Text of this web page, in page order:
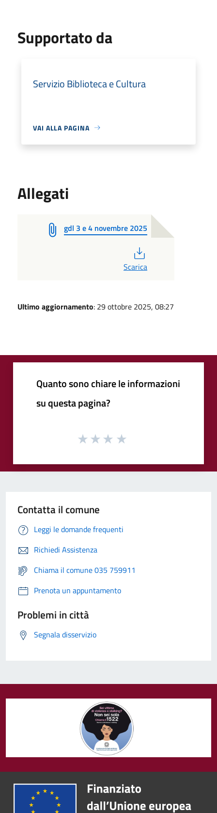
Supportato da
Servizio Biblioteca e Cultura
VAI ALLA PAGINA
Allegati
gdl 3 e 4 novembre 2025
Scarica
Ultimo aggiornamento: 29 ottobre 2025, 08:27
Quanto sono chiare le informazioni
su questa pagina?
Contatta il comune
Leggi le domande frequenti
Richiedi Assistenza
Chiama il comune 035 759911
Prenota un appuntamento
Problemi in città
Segnala disservizio